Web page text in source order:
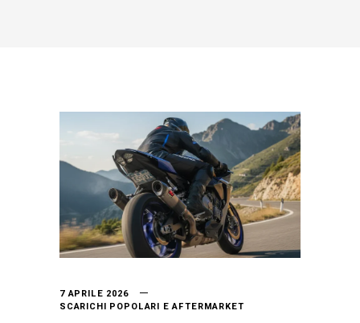
7 APRILE 2026
SCARICHI POPOLARI E AFTERMARKET